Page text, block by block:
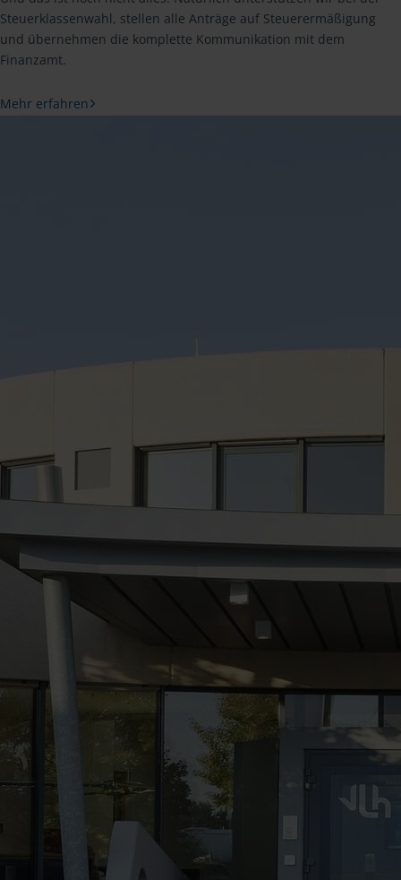
Steuerklassenwahl, stellen alle Anträge auf Steuerermäßigung
und übernehmen die komplette Kommunikation mit dem
Finanzamt.
Mehr erfahren